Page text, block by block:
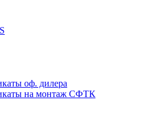
оф. дилера
на монтаж СФТК